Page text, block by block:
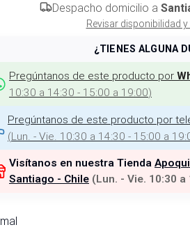
Despacho domicilio a
Revisar disponibilidad
¿TIENES ALGUNA
Pregúntanos de este producto por
10:30 a 14:30 - 15:00 a 19:00)
Pregúntanos de este producto por
(Lun. - Vie. 10:30 a 14:30 - 15:00 a
Visítanos en nuestra Tienda
Santiago - Chile (Lun. - Vie. 10:30